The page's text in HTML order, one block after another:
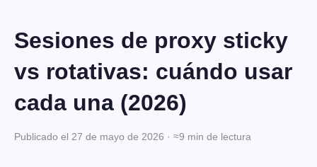
Sesiones de proxy sticky
vs rotativas: cuándo usar
cada una (2026)
Publicado el 27 de mayo de 2026 · ≈9 min de lectura